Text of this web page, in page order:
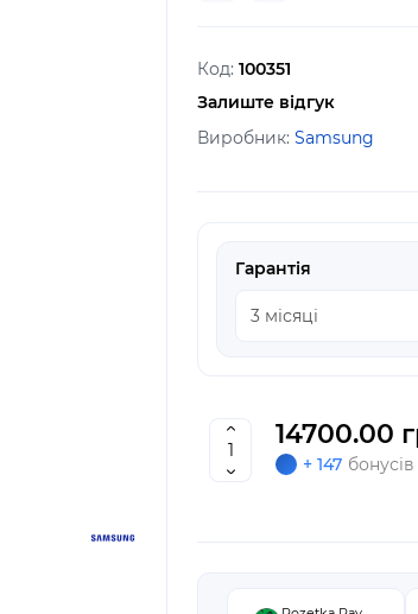
Код: 100351
Залиште відгук
Виробник: Samsung
Гарантія
14700.00
+ 147